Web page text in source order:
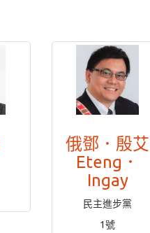
俄鄧．殷艾
Eteng．
Ingay
民主進步黨
1號